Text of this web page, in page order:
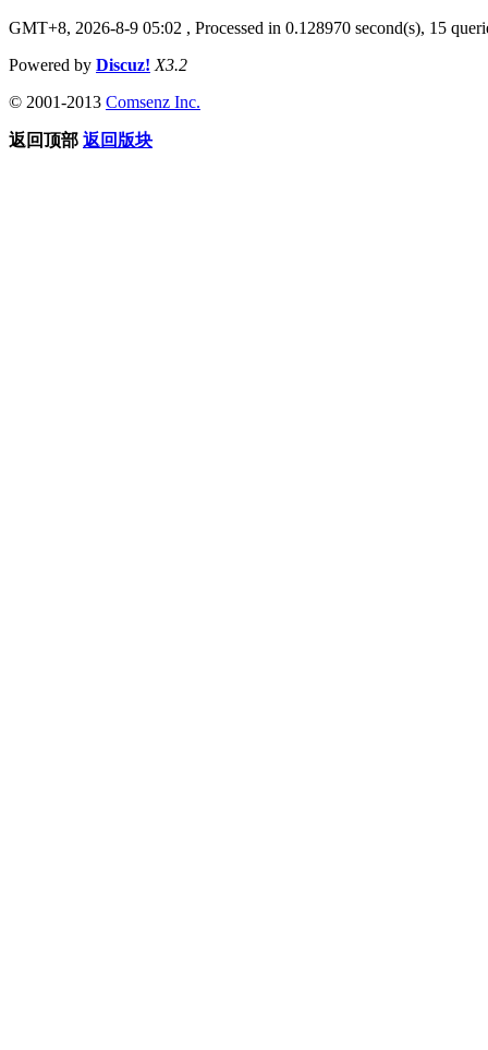
GMT+8, 2026-8-9 05:02 , Processed in 0.128970 second(s), 15
Powered by Discuz! X3.2
© 2001-2013 Comsenz Inc.
返回顶部 返回版块